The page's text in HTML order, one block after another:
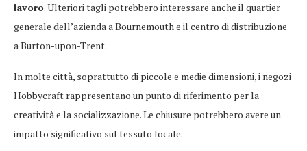
lavoro. Ulteriori tagli potrebbero interessare anche il quartier
generale dell’azienda a Bournemouth e il centro di distribuzione
a Burton-upon-Trent.
In molte città, soprattutto di piccole e medie dimensioni, i negozi
Hobbycraft rappresentano un punto di riferimento per la
creatività e la socializzazione. Le chiusure potrebbero avere un
impatto significativo sul tessuto locale.